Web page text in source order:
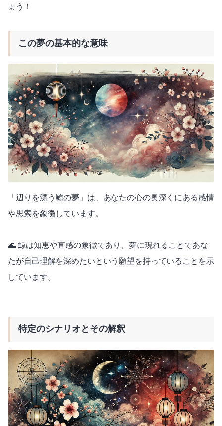
ょう！
この夢の基本的な意味
「辺りを漂う鯨の夢」は、あなたの心の奥深くにある感情
や思索を象徴しています。
🌊 鯨は知恵や直感の象徴であり、夢に現れることであな
たが自己理解を深めたいという願望を持っていることを示
しています。
特定のシナリオとその解釈